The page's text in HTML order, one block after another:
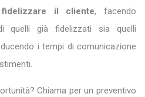
fidelizzare il cliente, facendo
quelli già fidelizzati sia quelli
i tempi di comunicazione
Chiama per un preventivo